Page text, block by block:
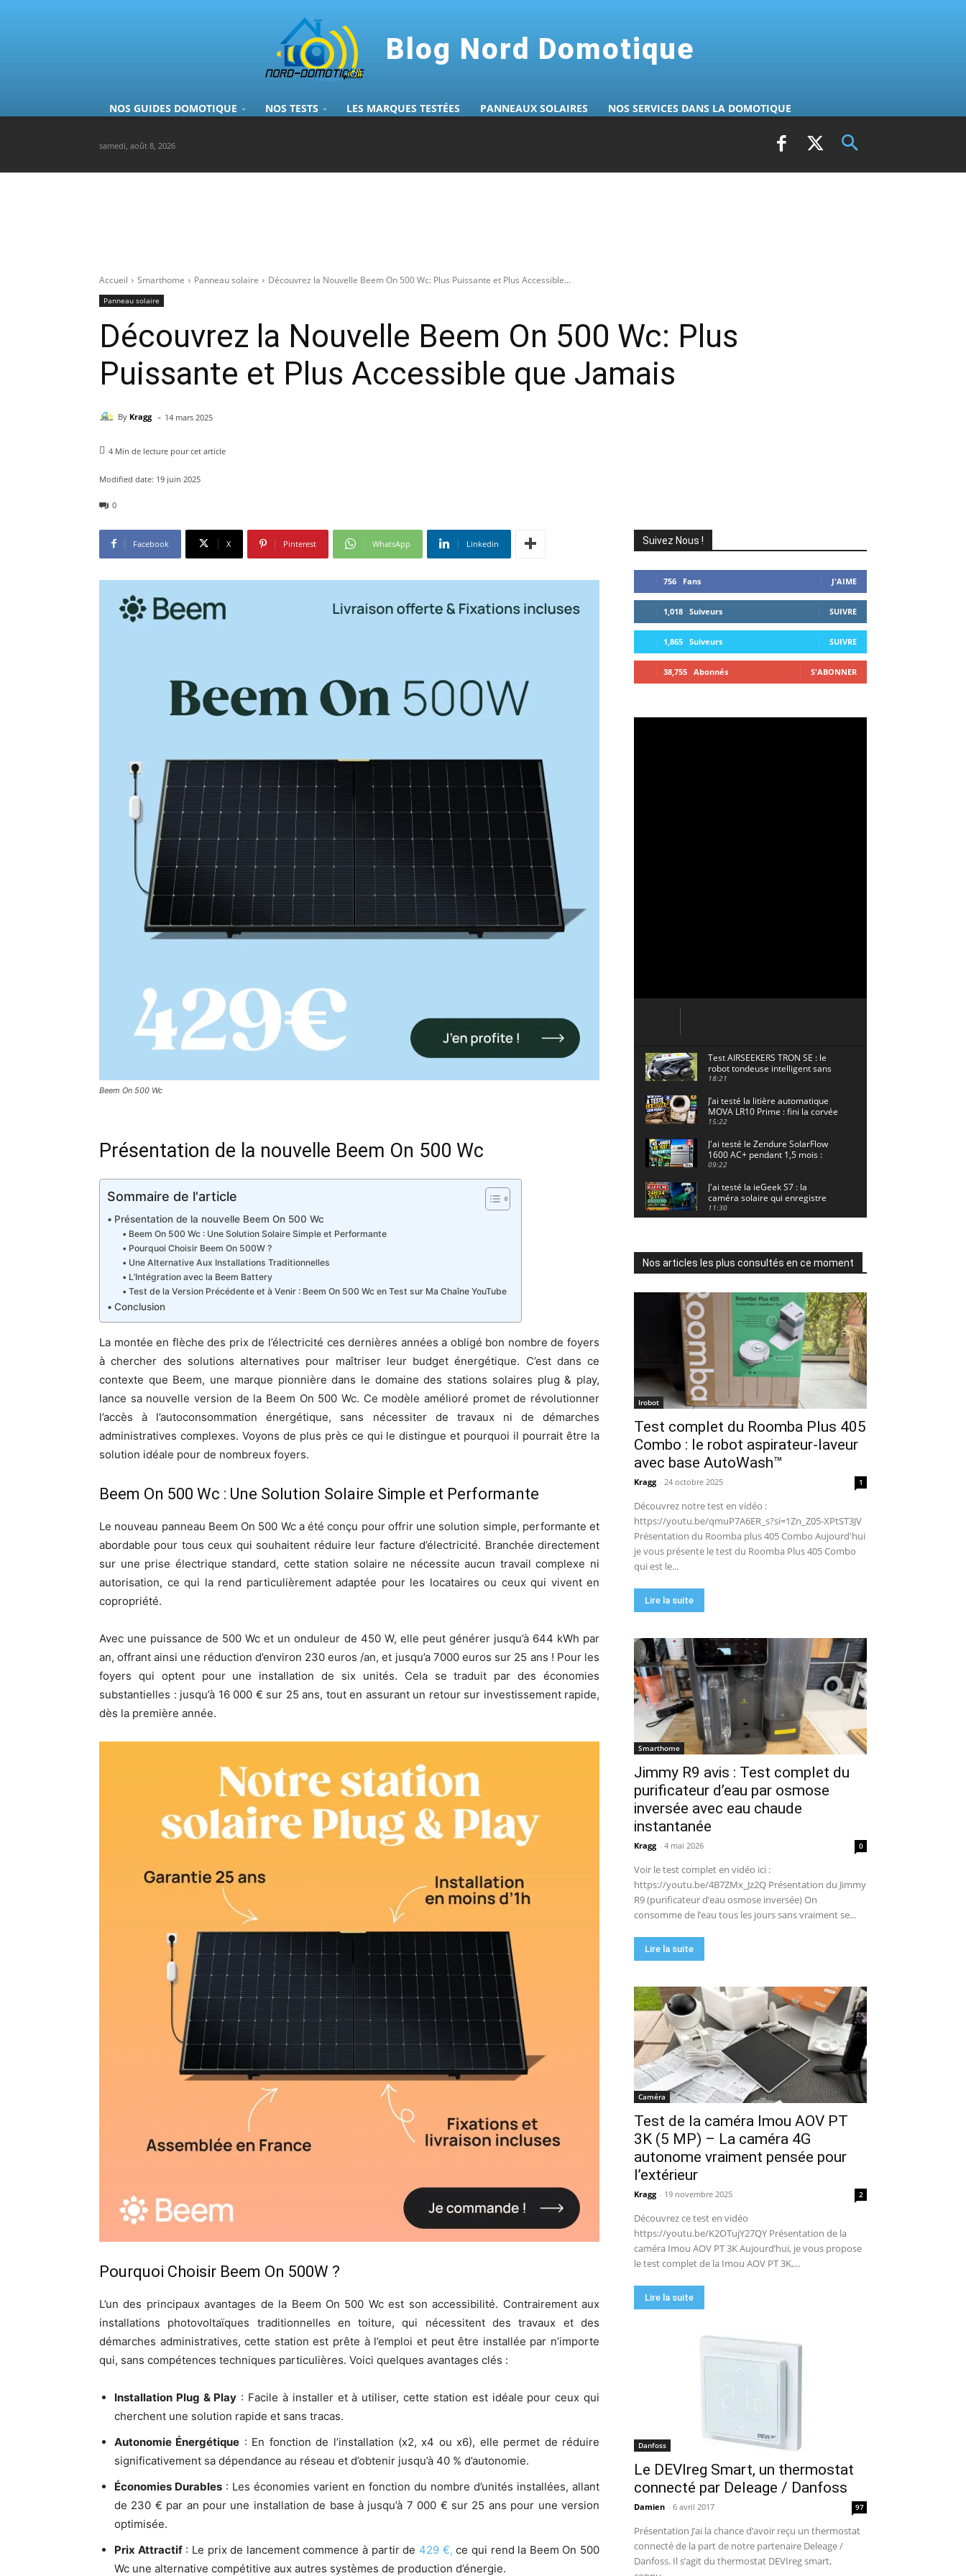
Blog Nord Domotique
NOS GUIDES DOMOTIQUE NOS TESTS LES MARQUES TESTÉES PANNEAUX SOLAIRES NOS SERVICES DANS LA DOMOTIQUE
samedi, août 8, 2026
Accueil Smarthome Panneau solaire Découvrez la Nouvelle Beem On 500 Wc: Plus Puissante et Plus Accessible...
Panneau solaire
Découvrez la Nouvelle Beem On 500 Wc: Plus
Puissante et Plus Accessible que Jamais
By Kragg - 14 mars 2025
4 Min de lecture pour cet article
Modified date: 19 juin 2025
0
Facebook X Pinterest WhatsApp Linkedin
Beem On 500 Wc
Présentation de la nouvelle Beem On 500 Wc
Sommaire de l'article
Présentation de la nouvelle Beem On 500 Wc
Beem On 500 Wc : Une Solution Solaire Simple et Performante
Pourquoi Choisir Beem On 500W ?
Une Alternative Aux Installations Traditionnelles
L’Intégration avec la Beem Battery
Test de la Version Précédente et à Venir : Beem On 500 Wc en Test sur Ma Chaîne YouTube
Conclusion
La montée en flèche des prix de l’électricité ces dernières années a obligé bon nombre de foyers
à chercher des solutions alternatives pour maîtriser leur budget énergétique. C’est dans ce
contexte que Beem, une marque pionnière dans le domaine des stations solaires plug & play,
lance sa nouvelle version de la Beem On 500 Wc. Ce modèle amélioré promet de révolutionner
l’accès à l’autoconsommation énergétique, sans nécessiter de travaux ni de démarches
administratives complexes. Voyons de plus près ce qui le distingue et pourquoi il pourrait être la
solution idéale pour de nombreux foyers.
Beem On 500 Wc : Une Solution Solaire Simple et Performante
Le nouveau panneau Beem On 500 Wc a été conçu pour offrir une solution simple, performante et
abordable pour tous ceux qui souhaitent réduire leur facture d’électricité. Branchée directement
sur une prise électrique standard, cette station solaire ne nécessite aucun travail complexe ni
autorisation, ce qui la rend particulièrement adaptée pour les locataires ou ceux qui vivent en
copropriété.
Avec une puissance de 500 Wc et un onduleur de 450 W, elle peut générer jusqu’à 644 kWh par
an, offrant ainsi une réduction d’environ 230 euros /an, et jusqu’a 7000 euros sur 25 ans ! Pour les
foyers qui optent pour une installation de six unités. Cela se traduit par des économies
substantielles : jusqu’à 16 000 € sur 25 ans, tout en assurant un retour sur investissement rapide,
dès la première année.
Pourquoi Choisir Beem On 500W ?
L’un des principaux avantages de la Beem On 500 Wc est son accessibilité. Contrairement aux
installations photovoltaïques traditionnelles en toiture, qui nécessitent des travaux et des
démarches administratives, cette station est prête à l’emploi et peut être installée par n’importe
qui, sans compétences techniques particulières. Voici quelques avantages clés :
Installation Plug & Play : Facile à installer et à utiliser, cette station est idéale pour ceux qui
cherchent une solution rapide et sans tracas.
Autonomie Énergétique : En fonction de l’installation (x2, x4 ou x6), elle permet de réduire
significativement sa dépendance au réseau et d’obtenir jusqu’à 40 % d’autonomie.
Économies Durables : Les économies varient en fonction du nombre d’unités installées, allant
de 230 € par an pour une installation de base à jusqu’à 7 000 € sur 25 ans pour une version
optimisée.
Prix Attractif: Le prix de lancement commence à partir de 429 €, ce qui rend la Beem On 500
Wc une alternative compétitive aux autres systèmes de production d’énergie.
Suivez Nous !
756 Fans J'AIME
1,018 Suiveurs SUIVRE
1,865 Suiveurs SUIVRE
38,755 Abonnés S'ABONNER
Test AIRSEEKERS TRON SE : le
robot tondeuse intelligent sans
câble pour 1500 m² !
18:21
J’ai testé la litière automatique
MOVA LR10 Prime : fini la corvée
? 🐱
15:22
J'ai testé le Zendure SolarFlow
1600 AC+ pendant 1,5 mois :
voici les résultats ! ☀️🔋
09:22
J'ai testé la ieGeek S7 : la
caméra solaire qui enregistre
24/7 grâce à l'AOV ! ☀️📹
11:30
18/07/2026
02:33
Guirlande Guinguette Solaire
puissance en extérieur ? Test
complet
04:38
Aiper Scuba V3 : le meilleur
robot de piscine sans fil ? Mon
test complet !
UGREEN NASync DXP4800 Pro :
le NAS qui va faire trembler
Synology et QNAP ?! (Test
🏆 Sunseeker S4 : le robot
cartographie votre jardin tout
seul.
09:48
DJI Power 1000 Mini : j'ai testé
cette station d'énergie
compacte… elle m'a bluffé !
11:56
Nos articles les plus consultés en ce moment
Irobot
Test complet du Roomba Plus 405
Combo : le robot aspirateur-laveur
avec base AutoWash™
Kragg - 24 octobre 2025 1
Découvrez notre test en vidéo :
https://youtu.be/qmuP7A6ER_s?si=1Zn_Z05-XPtST3JV
Présentation du Roomba plus 405 Combo Aujourd'hui
je vous présente le test du Roomba Plus 405 Combo
qui est le...
Lire la suite
Smarthome
Jimmy R9 avis : Test complet du
purificateur d’eau par osmose
inversée avec eau chaude
instantanée
Kragg - 4 mai 2026 0
Voir le test complet en vidéo ici :
https://youtu.be/4B7ZMx_Jz2Q Présentation du Jimmy
R9 (purificateur d’eau osmose inversée) On
consomme de l’eau tous les jours sans vraiment se...
Lire la suite
Caméra
Test de la caméra Imou AOV PT
3K (5 MP) – La caméra 4G
autonome vraiment pensée pour
l’extérieur
Kragg - 19 novembre 2025 2
Découvrez ce test en vidéo
https://youtu.be/K2OTujY27QY Présentation de la
caméra Imou AOV PT 3K Aujourd’hui, je vous propose
le test complet de la Imou AOV PT 3K,...
Lire la suite
Danfoss
Le DEVIreg Smart, un thermostat
connecté par Deleage / Danfoss
Damien - 6 avril 2017 97
Présentation J’ai la chance d’avoir reçu un thermostat
connecté de la part de notre partenaire Deleage /
Danfoss. Il s’agit du thermostat DEVIreg smart,